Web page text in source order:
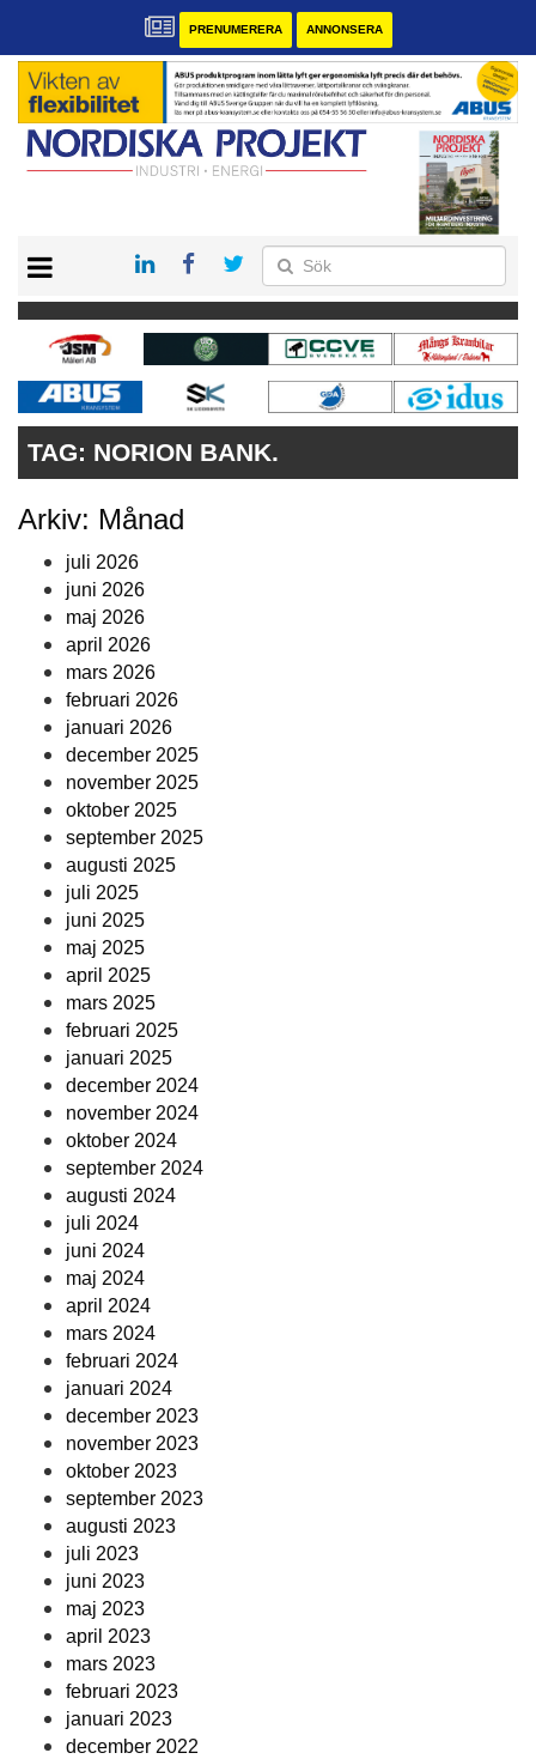
PRENUMERERA ANNONSERA
KONTAKT
VÅRA ANDRA MAGASIN
PRENUMERERA
ANNONSERA
TAG: NORION BANK.
Arkiv: Månad
juli 2026
juni 2026
maj 2026
april 2026
mars 2026
februari 2026
januari 2026
december 2025
november 2025
oktober 2025
september 2025
augusti 2025
juli 2025
juni 2025
maj 2025
april 2025
mars 2025
februari 2025
januari 2025
december 2024
november 2024
oktober 2024
september 2024
augusti 2024
juli 2024
juni 2024
maj 2024
april 2024
mars 2024
februari 2024
januari 2024
december 2023
november 2023
oktober 2023
september 2023
augusti 2023
juli 2023
juni 2023
maj 2023
april 2023
mars 2023
februari 2023
januari 2023
december 2022